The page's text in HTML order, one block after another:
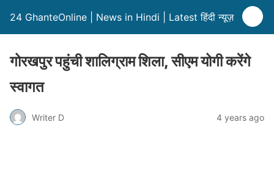
24 GhanteOnline | News in Hindi | Latest हिंदी न्यूज़
गोरखपुर पहुंची शालिग्राम शिला, सीएम योगी करेंगे
स्वागत
Writer D 4 years ago